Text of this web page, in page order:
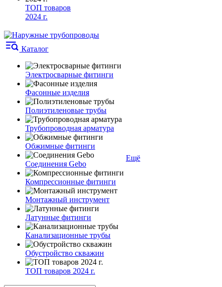
ТОП товаров
2024 г.
Каталог
Электросварные фитинги
Фасонные изделия
Полиэтиленовые трубы
Трубопроводная арматура
Обжимные фитинги
Соединения Gebo
Компрессионные фитинги
Монтажный инструмент
Латунные фитинги
Канализационные трубы
Обустройство скважин
ТОП товаров 2024 г.
Ещё